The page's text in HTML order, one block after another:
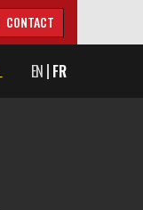
CONTACT
EN FR